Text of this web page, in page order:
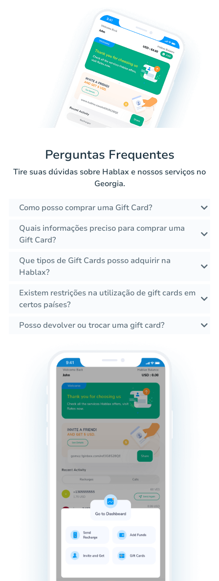
Perguntas Frequentes
Tire suas dúvidas sobre Hablax e nossos serviços no
Georgia.
Como posso comprar uma Gift Card?
Quais informações preciso para comprar uma
Gift Card?
Que tipos de Gift Cards posso adquirir na
Hablax?
Existem restrições na utilização de gift cards em
certos países?
Posso devolver ou trocar uma gift card?